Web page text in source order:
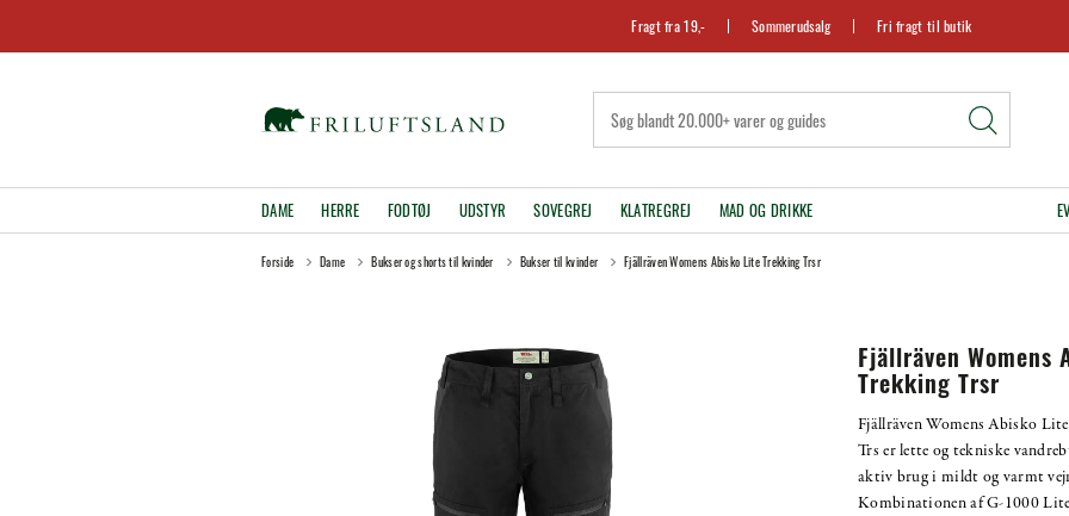
Fragt fra 19,- Sommerudsalg Fri fragt til butik
DAME HERRE FODTØJ UDSTYR SOVEGREJ KLATREGREJ MAD OG DRIKKE
Forside Dame Bukser og shorts til kvinder Bukser til kvinder Fjällräven Womens Abisko Lite Trekking Trsr
Fjällräven Womens
Trekking Trsr
Fjällräven Womens Abisko
Trs er lette og tekniske
aktiv brug i mildt og varmt
Kombinationen af G-1000